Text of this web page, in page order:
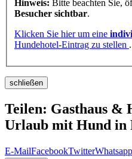
Hinweis: Bitte beachten Sie,
Besucher sichtbar.
Klicken Sie hier um eine
Hundehotel-Eintrag zu stellen .
schließen
Teilen: Gasthaus &
Urlaub mit Hund in
E-MailFacebookTwitterWhatsapp